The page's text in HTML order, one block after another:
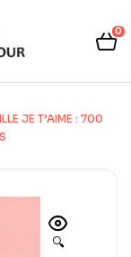
0
JE T’AIME : 700
🔍